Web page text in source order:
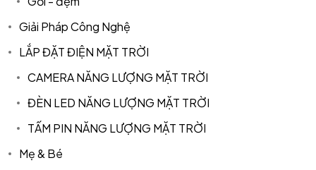
Giải Pháp Công Nghệ
LẮP ĐẶT ĐIỆN MẶT TRỜI
CAMERA NĂNG LƯỢNG MẶT TRỜI
ĐÈN LED NĂNG LƯỢNG MẶT TRỜI
TẤM PIN NĂNG LƯỢNG MẶT TRỜI
Mẹ & Bé